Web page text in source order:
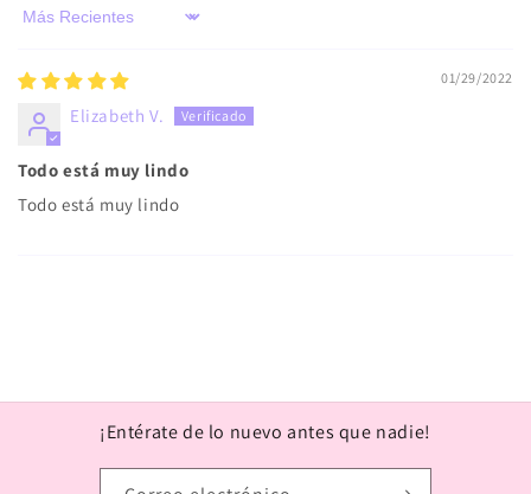
Sort by
01/29/2022
Elizabeth V.
Todo está muy lindo
Todo está muy lindo
¡Entérate de lo nuevo antes que nadie!
🫰